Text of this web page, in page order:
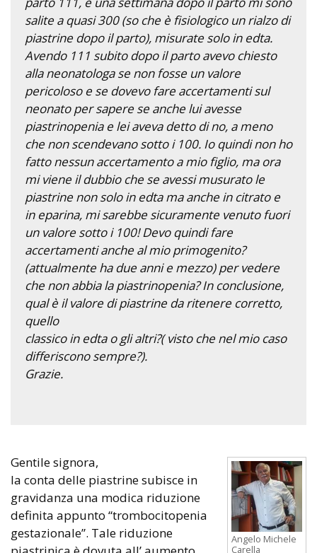
salite a quasi 300 (so che è fisiologico un rialzo di
piastrine dopo il parto), misurate solo in edta.
Avendo 111 subito dopo il parto avevo chiesto
alla neonatologa se non fosse un valore
pericoloso e se dovevo fare accertamenti sul
neonato per sapere se anche lui avesse
piastrinopenia e lei aveva detto di no, a meno
che non scendevano sotto i 100. Io quindi non ho
fatto nessun accertamento a mio figlio, ma ora
mi viene il dubbio che se avessi musurato le
piastrine non solo in edta ma anche in citrato e
in eparina, mi sarebbe sicuramente venuto fuori
un valore sotto i 100! Devo quindi fare
accertamenti anche al mio primogenito?
(attualmente ha due anni e mezzo) per vedere
che non abbia la piastrinopenia? In conclusione,
qual è il valore di piastrine da ritenere corretto,
quello
classico in edta o gli altri?( visto che nel mio caso
differiscono sempre?).
Grazie.
Angelo Michele
Carella
Gentile signora,
la conta delle piastrine subisce in
gravidanza una modica riduzione
definita appunto “trombocitopenia
gestazionale”. Tale riduzione